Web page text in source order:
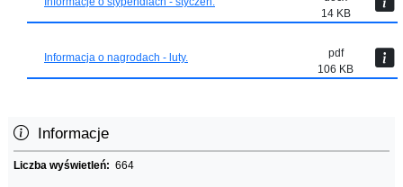
14 KB
Informacja o nagrodach - luty.
pdf
106 KB
Informacje
Liczba wyświetleń: 664